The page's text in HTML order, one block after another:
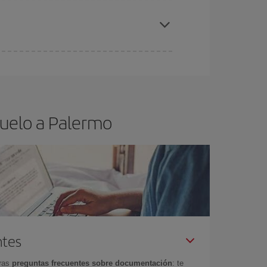
a Palermo
preguntas frecuentes sobre documentación: te